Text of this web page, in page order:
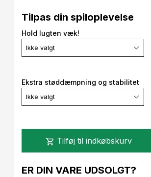
Tilpas din spiloplevelse
Hold lugten væk!
Ikke valgt
Ekstra støddæmpning og stabilitet
Ikke valgt
shopping_cart Tilføj til indkøbskurv
ER DIN VARE UDSOLGT?